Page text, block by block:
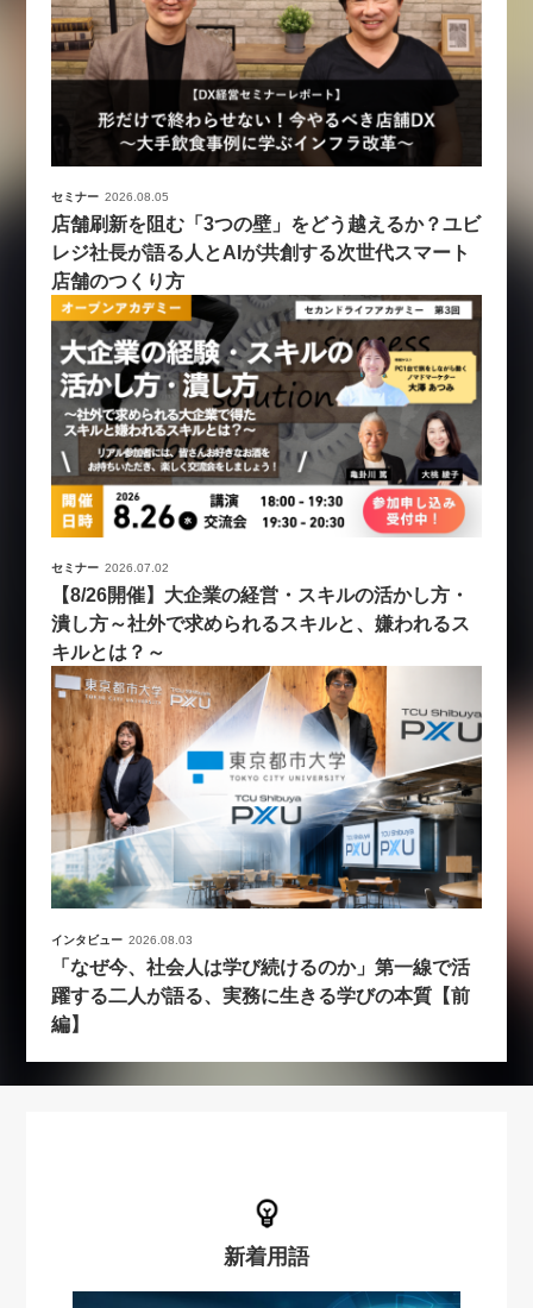
セミナー 2026.08.05
店舗刷新を阻む「3つの壁」をどう越えるか？ユビ
レジ社長が語る人とAIが共創する次世代スマート
店舗のつくり方
セミナー 2026.07.02
【8/26開催】大企業の経営・スキルの活かし方・
潰し方～社外で求められるスキルと、嫌われるス
キルとは？～
インタビュー 2026.08.03
「なぜ今、社会人は学び続けるのか」第一線で活
躍する二人が語る、実務に生きる学びの本質【前
編】
新着用語